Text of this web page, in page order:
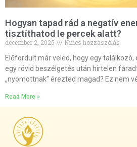
Hogyan tapad rád a negatív
tisztíthatod le percek alatt?
december 2, 2025
Nincs hozzászólás
Előfordult már veled, hogy egy találkozó,
egy rövid beszélgetés után hirtelen
„nyomottnak” érezted magad? Ez nem
Read More »